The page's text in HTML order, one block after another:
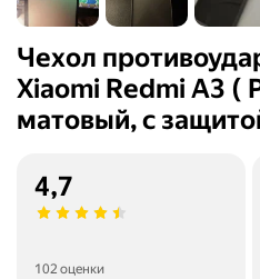
Чехол
Xiaomi Redmi A3 (
матовый, с
4,7
102 оценки